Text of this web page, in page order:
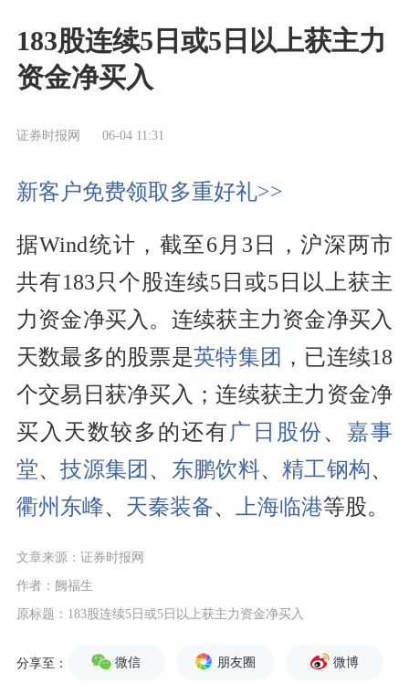
183股连续5日或5日以上获主力
资金净买入
证券时报网 06-04 11:31
新客户免费领取多重好礼>>
据Wind统计，截至6月3日，沪深两市
共有183只个股连续5日或5日以上获主
力资金净买入。连续获主力资金净买入
天数最多的股票是英特集团 ，已连续18
个交易日获净买入；连续获主力资金净
买入天数较多的还有广日股份、嘉事
堂、技源集团 、 东鹏饮料、精工钢构、
衢州东峰、 天秦装备、 上海临港等股。
文章来源：证券时报网
作者：阙福生
原标题：183股连续5日或5日以上获主力资金净买入
分享至： 微信 朋友圈 微博